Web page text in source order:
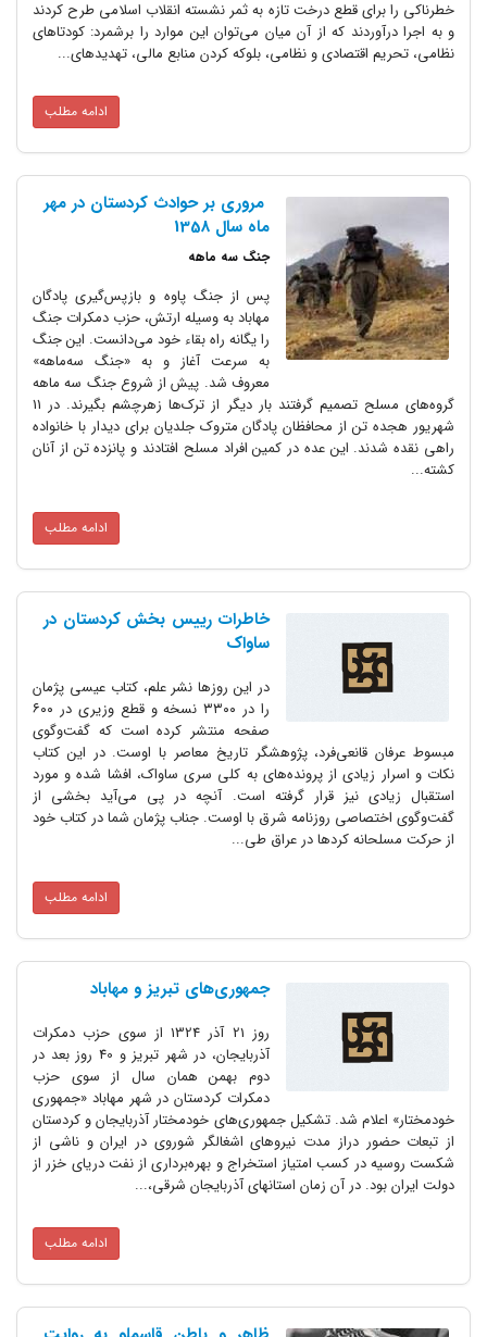
قطع درخت تازه به ثمر نشسته انقلاب اسلامی طرح کردند
که از آن میان می‌توان این موارد را برشمرد: کودتاهای
و نظامی، بلوکه کردن منابع مالی، تهدیدهای...
مروری بر حوادث کردستان در مهر
ماه سال 1358
جنگ سه ماهه
پس از جنگ پاوه و بازپس‌گیری پادگان
مهاباد به وسیله ارتش، حزب دمکرات جنگ
را یگانه راه بقاء خود می‌دانست. این جنگ
به سرعت آغاز و به «جنگ سه‌ماهه»
معروف شد. پیش از شروع جنگ سه ماهه
گروه‌های مسلح تصمیم گرفتند بار دیگر از ترک‌ها زهرچشم بگیرند. در 11
از محافظان پادگان متروک جلدیان برای دیدار با خانواده
این عده در کمین افراد مسلح افتادند و پانزده تن از آنان
خاطرات رییس بخش کردستان در
ساواک
در این روز‌ها نشر علم، کتاب عیسی پژمان
را در ۳۳۰۰ نسخه و قطع وزیری در ۶۰۰
صفحه منتشر کرده است که گفت‌وگوی
پژوهشگر تاریخ معاصر با اوست. در این کتاب
از پرونده‌های به کلی سری ساواک، افشا شده و مورد
نیز قرار گرفته است. آنچه در پی می‌آید بخشی از
روزنامه شرق با اوست. جناب پژمان شما در کتاب خود
کرد‌ها در عراق طی...
جمهوری‌‌های تبریز و مهاباد
روز 21 آذر 1324 از سوی حزب دمکرات
آذربایجان، در شهر تبریز و 40 روز بعد در
دوم بهمن همان سال از سوی حزب
دمکرات کردستان در شهر مهاباد «جمهوری
شد. تشکیل جمهوری‌های خودمختار آذربایجان و کردستان
دراز مدت نیروهای اشغالگر شوروی در ایران و ناشی از
کسب امتیاز استخراج و بهره‌برداری از نفت دریای خزر از
در آن زمان استانهای آذربایجان شرقی،...